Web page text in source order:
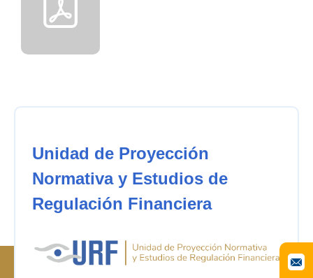
Unidad de Proyección
Normativa y Estudios de
Regulación Financiera